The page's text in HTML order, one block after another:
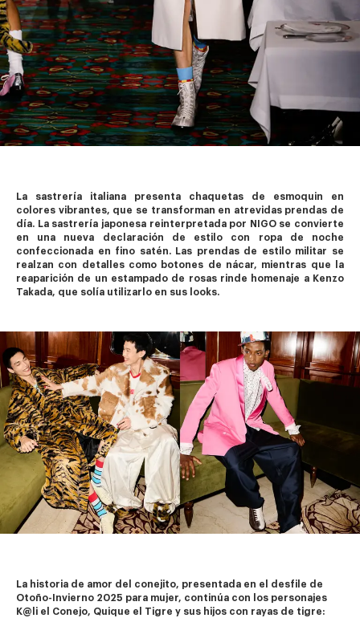
La sastrería italiana presenta chaquetas de esmoquin en
colores vibrantes, que se transforman en atrevidas prendas de
día. La sastrería japonesa reinterpretada por NIGO se convierte
en una nueva declaración de estilo con ropa de noche
confeccionada en fino satén. Las prendas de estilo militar se
realzan con detalles como botones de nácar, mientras que la
reaparición de un estampado de rosas rinde homenaje a Kenzo
Takada, que solía utilizarlo en sus looks.
La historia de amor del conejito, presentada en el desfile de
Otoño-Invierno 2025 para mujer, continúa con los personajes
K@li el Conejo, Quique el Tigre y sus hijos con rayas de tigre: